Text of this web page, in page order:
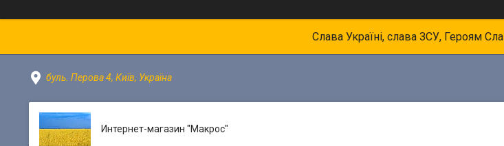
Слава Україні, слава ЗСУ, Героям
буль. Перова 4, Київ, Україна
Интернет-магазин "Макрос"